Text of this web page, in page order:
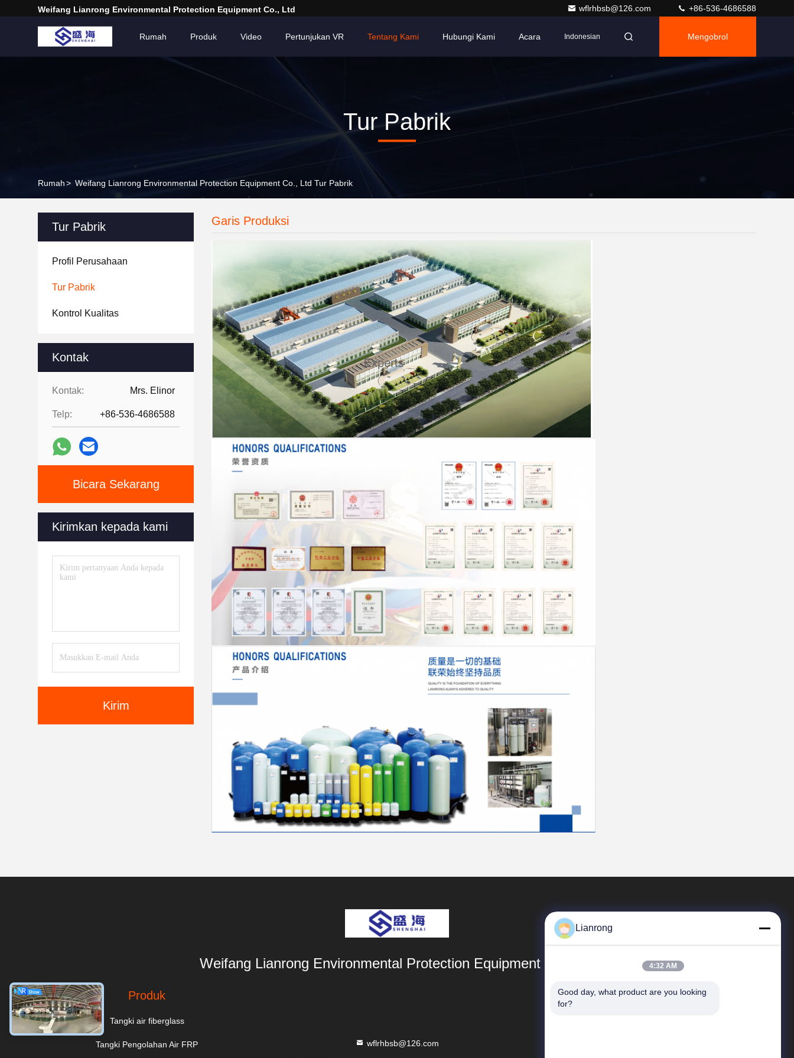
Weifang Lianrong Environmental Protection Equipment Co., Ltd wflrhbsb@126.com +86-536-4686588
Rumah Produk Video Pertunjukan VR Tentang Kami Hubungi Kami Acara Indonesian Mengobrol
Tur Pabrik
Rumah> Weifang Lianrong Environmental Protection Equipment Co., Ltd Tur Pabrik
Tur Pabrik
Profil Perusahaan
Tur Pabrik
Kontrol Kualitas
Kontak
Kontak: Mrs. Elinor
Telp: +86-536-4686588
Bicara Sekarang
Kirimkan kepada kami
Kirim
Garis Produksi
Weifang Lianrong Environmental Protection Equipment Co., Ltd
Produk
Tangki air fiberglass
Tangki Pengolahan Air FRP wflrhbsb@126.com
Tautan Cepat
Lianrong
4:32 AM
Good day, what product are you looking
for?